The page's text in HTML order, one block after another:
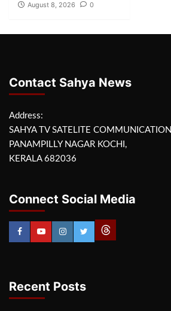
August 8, 2026 0
Contact Sahya News
Address:
SAHYA TV SATELITE COMMUNICATION
PANAMPILLY NAGAR KOCHI,
KERALA 682036
Connect Social Media
Recent Posts